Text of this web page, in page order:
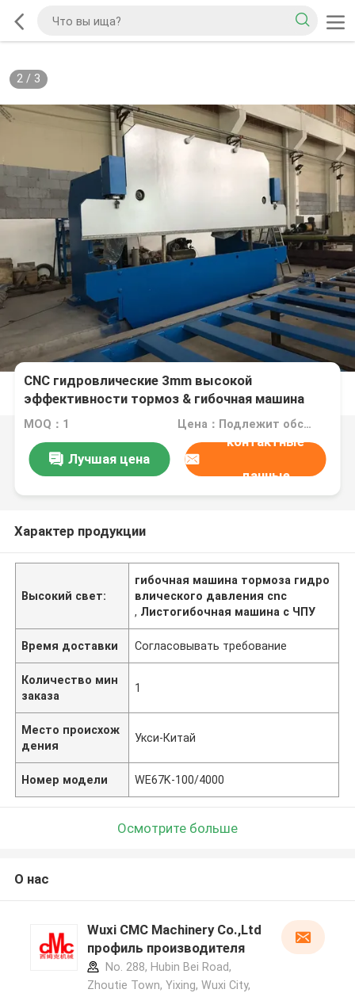
2/ 3
CNC гидровлические 3mm высокой
эффективности тормоз & гибочная машина
давления 100 тонн
MOQ：1 Цена：Подлежит обсуждению
Лучшая цена
контактные
данные
Характер продукции
Высокий свет:
гибочная машина тормоза гидро
влического давления cnc
, Листогибочная машина с ЧПУ
Время доставки Согласовывать требование
Количество мин
заказа
1
Место происхож
дения
Укси-Китай
Номер модели WE67K-100/4000
Осмотрите больше
О нас
Wuxi CMC Machinery Co.,Ltd
профиль производителя
No. 288, Hubin Bei Road,
Zhoutie Town, Yixing, Wuxi City,